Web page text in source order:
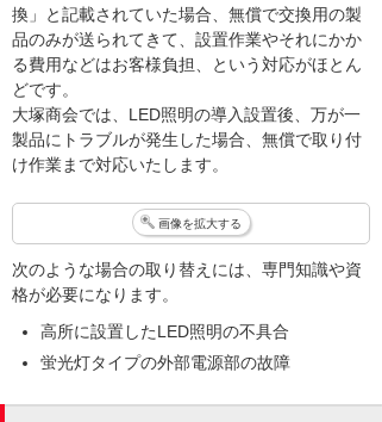
換」と記載されていた場合、無償で交換用の製
品のみが送られてきて、設置作業やそれにかか
る費用などはお客様負担、という対応がほとん
どです。
大塚商会では、LED照明の導入設置後、万が一
製品にトラブルが発生した場合、無償で取り付
け作業まで対応いたします。
画像を拡大する
次のような場合の取り替えには、専門知識や資
格が必要になります。
高所に設置したLED照明の不具合
蛍光灯タイプの外部電源部の故障